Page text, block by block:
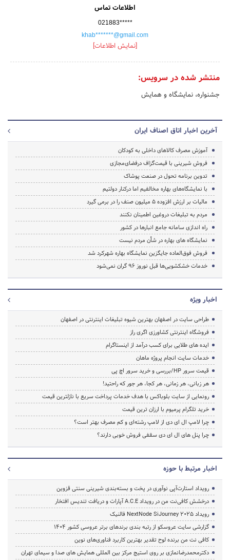
اطلاعات تماس
021883*****
khab*******@gmail.com
[نمایش اطلاعات]
منتشر شده در سرویس:
جشنواره، نمایشگاه و همایش
آخرین اخبار اتاق اصناف ایران
آموزش مصرف کالاهای داخلی به کودکان
فروش شیرینی با قیمت‌گزاف درفضای‌مجازی
تدوین برنامه تحول در صنعت پوشاک
با نمایشگاه‌های بهاره مخالفیم اما درکنار دولتیم
مالیات بر ارزش افزوده ۵ میلیون صنف را در برمی گیرد
مردم به تبلیغات دروغین اطمینان نکنند
راه اندازی سامانه جامع انبارها در کشور
نمایشگاه های بهاره در شأن مردم نیست
فروش فوق‌العاده جایگزین نمایشگاه‌ بهاره شهرکرد شد
خدمات خشکشویی‌ها قبل نوروز ۹۶ گران نمی‌شود
اخبار ویژه
طراحی سایت در اصفهان بهترین شیوه تبلیغات اینترنتی در اصفهان
فروشگاه اینترنتی کشاورزی اگری راز
ایده های طلایی برای کسب درآمد از اینستاگرام
خدمات سایت انجام پروژه ماهان
قیمت سرور HP/بررسی و خرید سرور اچ پی
هر زبانی، هر زمانی، هر کجا، هر جور که راحتید!
رونمایی از سایت بلوباکس با هدف خدمات پرداخت سریع با نازلترین قیمت
خرید تلگرام پرمیوم با ارزان ترین قیمت
چرا لامپ ال ای دی از لامپ رشته‌ای و کم مصرف بهتر است؟
چرا پنل های ال ای دی سقفی فروش خوبی دارند؟
اخبار مرتبط با حوزه
رویداد استارت‌آپی نوآوری در پخت و بسته‌بندی شیرینی سنتی قزوین
درخشش کافی‌نت من در رویداد A.C.E آپارات و دریافت تندیس افتخار
رویداد NextNode SiJourney 2025 فالنیک
گزارشی سایت عروسکو از رتبه بندی برندهای برتر عروسی کشور 1404
کافی نت من برنده لوح تقدیر بهترین کاربرد فناوری‌های نوین
دکترمحمدرضانمازی بر روی استیج مرکز بین المللی همایش های صدا و سیمای تهران